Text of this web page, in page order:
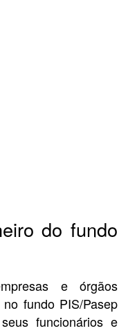
do fundo
e órgãos
fundo PIS/Pasep
funcionários e